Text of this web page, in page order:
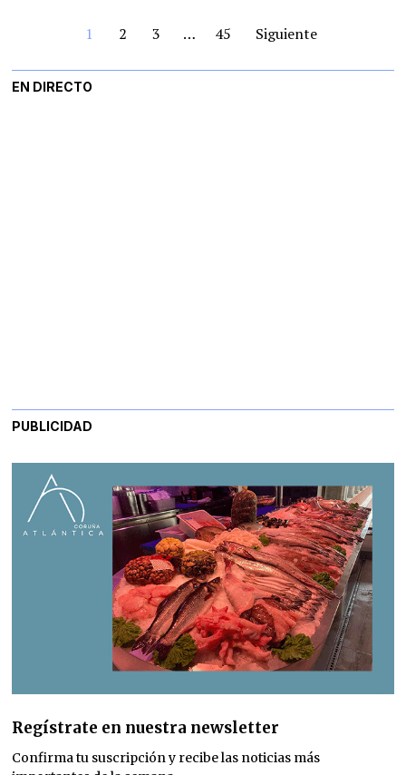
1 2 3 … 45 Siguiente
EN DIRECTO
PUBLICIDAD
Regístrate en nuestra newsletter
Confirma tu suscripción y recibe las noticias más